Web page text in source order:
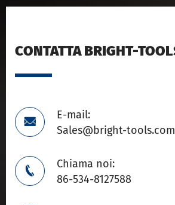
CONTATTA BRIGHT-

E-mail:
Sales@bright-tools.com

Chiama noi:
86-534-8127588